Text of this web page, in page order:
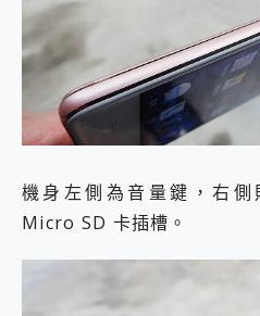
機身左側為音量鍵，右
Micro SD 卡插槽。